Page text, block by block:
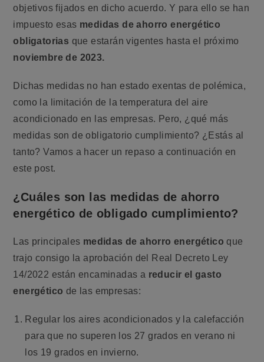
objetivos fijados en dicho acuerdo. Y para ello se han
impuesto esas medidas de ahorro energético
obligatorias que estarán vigentes hasta el próximo
noviembre de 2023.
Dichas medidas no han estado exentas de polémica,
como la limitación de la temperatura del aire
acondicionado en las empresas. Pero, ¿qué más
medidas son de obligatorio cumplimiento? ¿Estás al
tanto? Vamos a hacer un repaso a continuación en
este post.
¿Cuáles son las medidas de ahorro
energético de obligado cumplimiento?
Las principales medidas de ahorro energético que
trajo consigo la aprobación del Real Decreto Ley
14/2022 están encaminadas a reducir el gasto
energético de las empresas:
Regular los aires acondicionados y la calefacción
para que no superen los 27 grados en verano ni
los 19 grados en invierno.